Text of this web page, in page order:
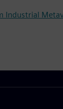
Industrial